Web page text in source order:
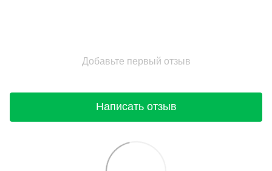
Добавьте первый отзыв
Написать отзыв